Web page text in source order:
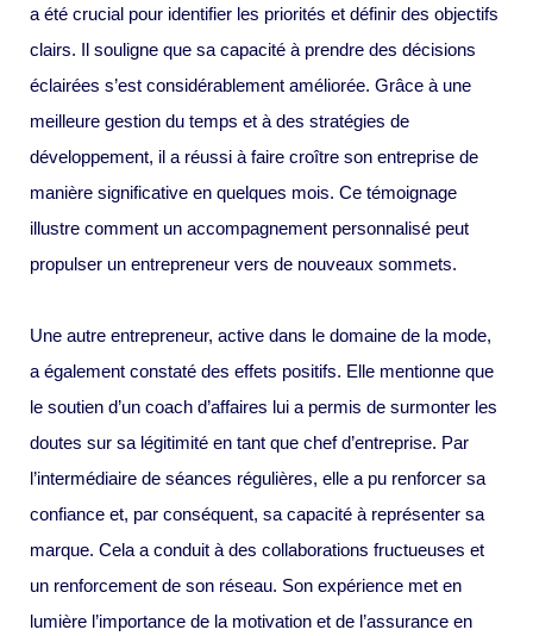
a été crucial pour identifier les priorités et définir des objectifs
clairs. Il souligne que sa capacité à prendre des décisions
éclairées s’est considérablement améliorée. Grâce à une
meilleure gestion du temps et à des stratégies de
développement, il a réussi à faire croître son entreprise de
manière significative en quelques mois. Ce témoignage
illustre comment un accompagnement personnalisé peut
propulser un entrepreneur vers de nouveaux sommets.
Une autre entrepreneur, active dans le domaine de la mode,
a également constaté des effets positifs. Elle mentionne que
le soutien d’un coach d’affaires lui a permis de surmonter les
doutes sur sa légitimité en tant que chef d’entreprise. Par
l’intermédiaire de séances régulières, elle a pu renforcer sa
confiance et, par conséquent, sa capacité à représenter sa
marque. Cela a conduit à des collaborations fructueuses et
un renforcement de son réseau. Son expérience met en
lumière l’importance de la motivation et de l’assurance en